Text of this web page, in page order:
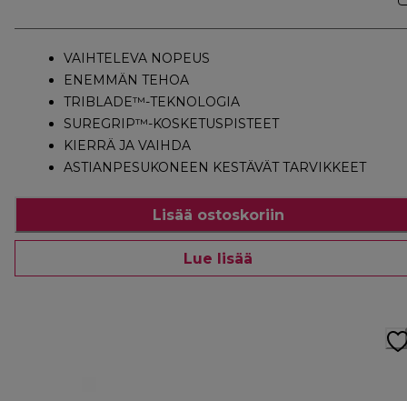
VAIHTELEVA NOPEUS
ENEMMÄN TEHOA
TRIBLADE™-TEKNOLOGIA
SUREGRIP™-KOSKETUSPISTEET
KIERRÄ JA VAIHDA
ASTIANPESUKONEEN KESTÄVÄT TARVIKKEET
Lisää ostoskoriin
Lue lisää